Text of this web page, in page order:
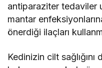
antiparaziter tedaviler
mantar
önerdiği ilaçları
Kedinizin cilt